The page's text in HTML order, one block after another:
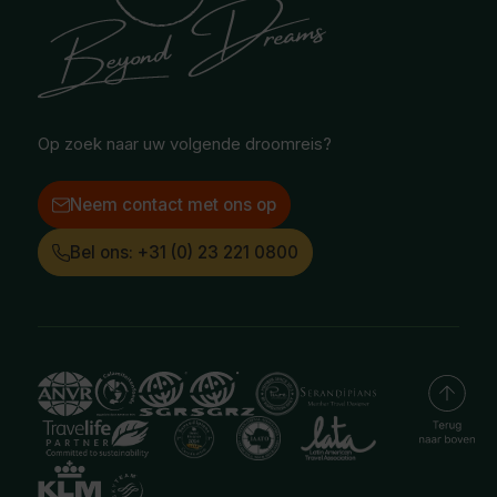
Poolgebied
Selfdrive reizen
Treinreizen
Vacatures
Facebook
Instagram
Op zoek naar uw volgende droomreis?
Neem contact met ons op
Bel ons: +31 (0) 23 221 0800